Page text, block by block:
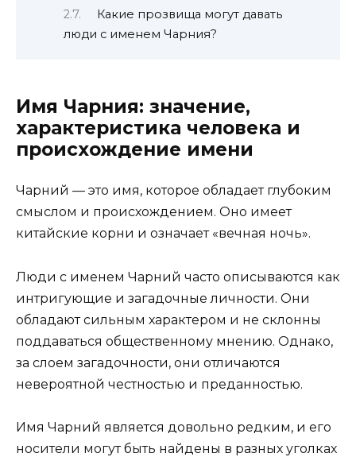
Какие прозвища могут давать
люди с именем Чарния?
Имя Чарния: значение,
характеристика человека и
происхождение имени
Чарний — это имя, которое обладает глубоким
смыслом и происхождением. Оно имеет
китайские корни и означает «вечная ночь».
Люди с именем Чарний часто описываются как
интригующие и загадочные личности. Они
обладают сильным характером и не склонны
поддаваться общественному мнению. Однако,
за слоем загадочности, они отличаются
невероятной честностью и преданностью.
Имя Чарний является довольно редким, и его
носители могут быть найдены в разных уголках